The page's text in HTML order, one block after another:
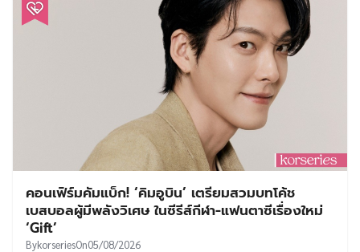
คอนเฟิร์มคัมแบ็ก! ‘คิมอูบิน’ เตรียมสวมบทโค้ช
เบสบอลผู้มีพลังวิเศษ ในซีรีส์กีฬา-แฟนตาซีเรื่องใหม่
‘Gift’
BykorseriesOn05/08/2026